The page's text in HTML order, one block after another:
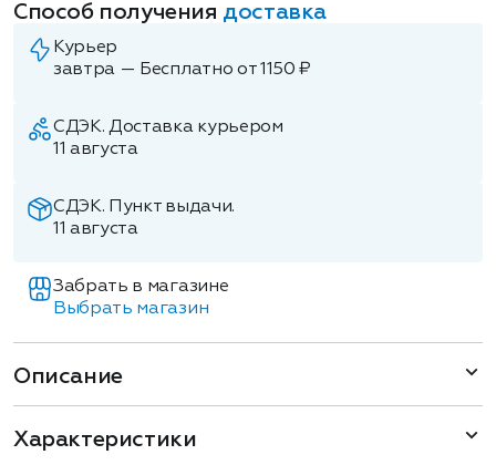
Способ получения доставка
Курьер
завтра — Бесплатно от 1150 ₽
СДЭК. Доставка курьером
11 августа
СДЭК. Пункт выдачи.
11 августа
Забрать в магазине
Выбрать магазин
Описание
Характеристики